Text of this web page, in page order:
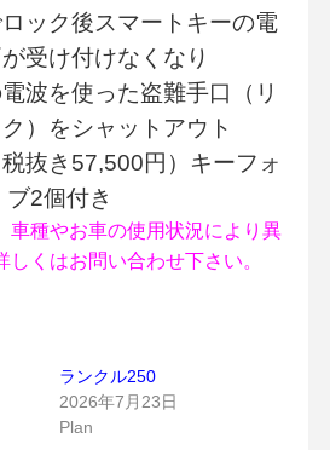
ック後スマートキーの電
受け付けなくなり
波を使った盗難手口（リ
）をシャットアウト
抜き57,500円）キーフォ
ブ2個付き
種やお車の使用状況により異
しくはお問い合わせ下さい。
ランクル250
2026年7月23日
Plan